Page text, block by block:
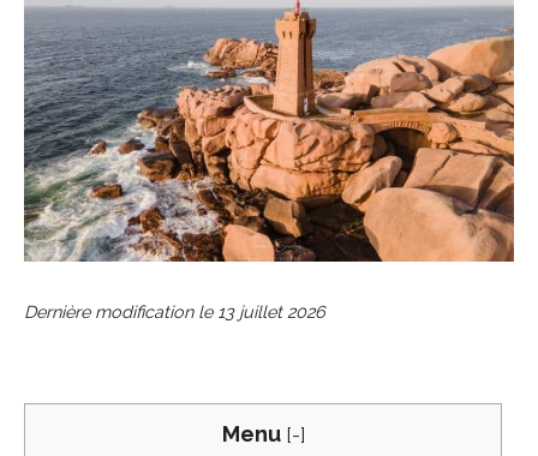
Dernière modification le 13 juillet 2026
Menu [-]